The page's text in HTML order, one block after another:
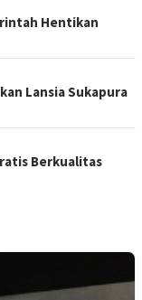
Hentikan
Lansia Sukapura
Berkualitas